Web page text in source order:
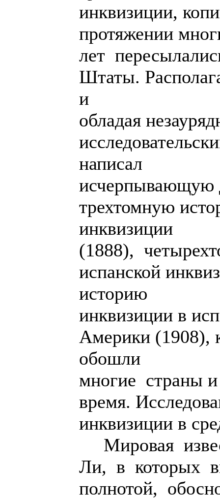
инквизиции,
протяжении
лет
Штаты.
и
обладая
написал
исчерпывающую
трехтомную
инквизиции
(1888),
испанской
историю
инквизиции в
Америки (1908),
обошли
многие страны
время.
инквизиции в
Мировая
Ли, в которых
полнотой,